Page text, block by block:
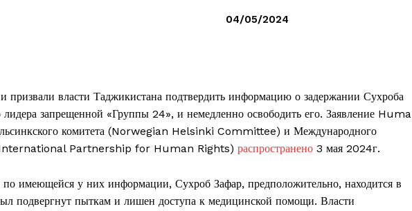
04/05/2024
призвали власти Таджикистана подтвердить информацию о задержании Сухроба
лидера запрещенной «Группы 24», и немедленно освободить его. Заявление
комитета (Norwegian Helsinki Committee) и Международного
(International Partnership for Human Rights) распространено 3 мая 2024г.
имеющейся у них информации, Сухроб Зафар, предположительно, находится в
подвергнут пыткам и лишен доступа к медицинской помощи. Власти